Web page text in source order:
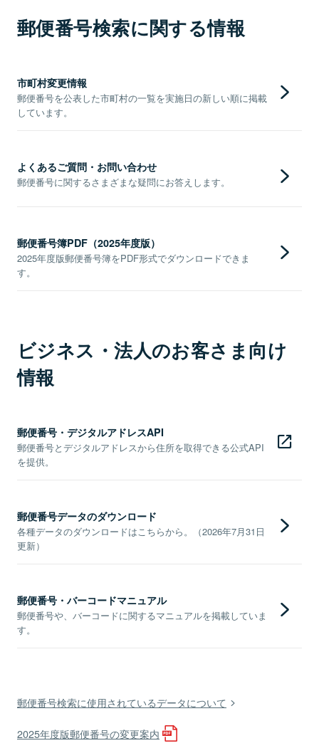
郵便番号検索に関する情報
市町村変更情報
郵便番号を公表した市町村の一覧を実施日の新しい順に掲載
しています。
よくあるご質問・お問い合わせ
郵便番号に関するさまざまな疑問にお答えします。
郵便番号簿PDF（2025年度版）
2025年度版郵便番号簿をPDF形式でダウンロードできま
す。
ビジネス・法人のお客さま向け
情報
郵便番号・デジタルアドレスAPI
郵便番号とデジタルアドレスから住所を取得できる公式API
を提供。
郵便番号データのダウンロード
各種データのダウンロードはこちらから。（2026年7月31日
更新）
郵便番号・バーコードマニュアル
郵便番号や、バーコードに関するマニュアルを掲載していま
す。
郵便番号検索に使用されているデータについて
2025年度版郵便番号の変更案内